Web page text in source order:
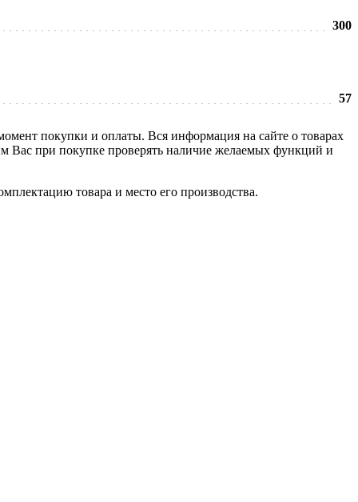
300
57
покупки и оплаты. Вся информация на сайте о товарах
Вас при покупке проверять наличие желаемых функций и
товара и место его производства.